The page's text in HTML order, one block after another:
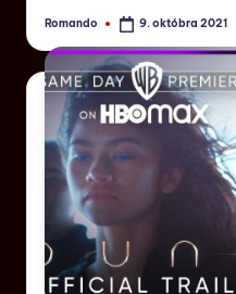
Romando 9. októbra 2021